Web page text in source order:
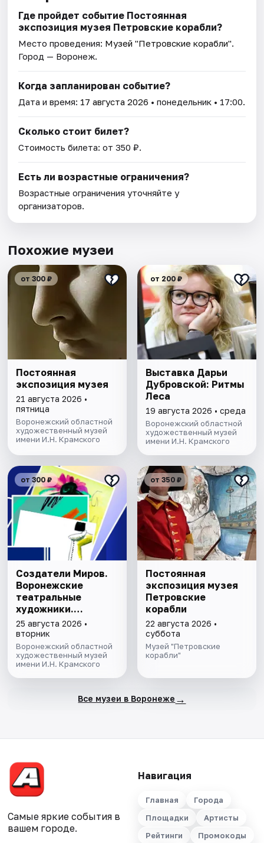
Где пройдет событие Постоянная
экспозиция музея Петровские корабли?
Место проведения: Музей "Петровские корабли".
Город — Воронеж.
Когда запланирован событие?
Дата и время: 17 августа 2026 • понедельник • 17:00.
Сколько стоит билет?
Стоимость билета: от 350 ₽.
Есть ли возрастные ограничения?
Возрастные ограничения уточняйте у
организаторов.
Похожие музеи
от 300 ₽
Постоянная
экспозиция музея
21 августа 2026 •
пятница
Воронежский областной
художественный музей
имени И.Н. Крамского
от 200 ₽
Выставка Дарьи
Дубровской: Ритмы
Леса
19 августа 2026 • среда
Воронежский областной
художественный музей
имени И.Н. Крамского
от 300 ₽
Создатели Миров.
Воронежские
театральные
художники.
Выставка
25 августа 2026 •
вторник
Воронежский областной
художественный музей
имени И.Н. Крамского
от 350 ₽
Постоянная
экспозиция музея
Петровские
корабли
22 августа 2026 •
суббота
Музей "Петровские
корабли"
Все музеи в Воронеже →
Самые яркие события в
вашем городе.
Навигация
Главная
Города
Площадки
Артисты
Рейтинги
Промокоды